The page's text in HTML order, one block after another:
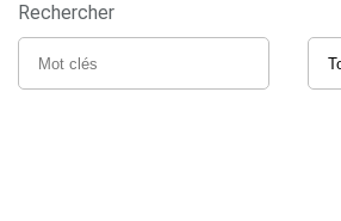
Rechercher